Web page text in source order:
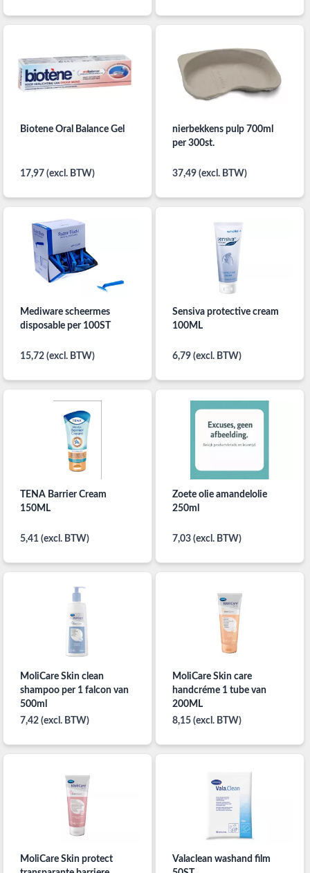
Biotene Oral Balance Gel
17,97 (excl. BTW)
nierbekkens pulp 700ml
per 300st.
37,49 (excl. BTW)
Mediware scheermes
disposable per 100ST
15,72 (excl. BTW)
Sensiva protective cream
100ML
6,79 (excl. BTW)
TENA Barrier Cream
150ML
5,41 (excl. BTW)
Zoete olie amandelolie
250ml
7,03 (excl. BTW)
MoliCare Skin clean
shampoo per 1 falcon van
500ml
7,42 (excl. BTW)
MoliCare Skin care
handcréme 1 tube van
200ML
8,15 (excl. BTW)
MoliCare Skin protect
Valaclean washand film